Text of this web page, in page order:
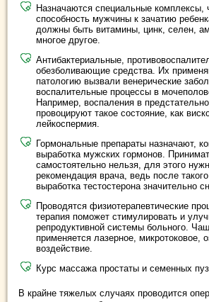
Назначаются специальные комплексы,
способность мужчины к зачатию
должны быть витамины, цинк, селен,
многое другое.
Антибактериальные,
обезболивающие средства. Их
патологию вызвали венерические
воспалительные процессы в
Например, воспаления в
провоцируют такое состояние, как
лейкоспермия.
Гормональные препараты назначают,
выработка мужских гормонов.
самостоятельно нельзя, для этого
рекомендация врача, ведь после
выработка тестостерона значительно
Проводятся физиотерапевтические
терапия поможет стимулировать и
репродуктивной системы больного.
применяется лазерное, микротоковое,
воздействие.
Курс массажа простаты и семенных
В крайне тяжелых случаях проводится